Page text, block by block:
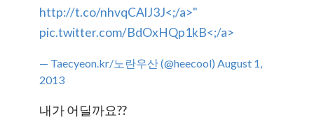
http://t.co/nhvqCAlJ3J<;/a>"
pic.twitter.com/BdOxHQp1kB<;/a>
— Taecyeon.kr/노란우산 (@heecool) August 1,
2013
내가 어딜까요??